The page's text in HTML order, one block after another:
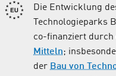
Die Entwicklung
Technologieparks
co-finanziert durch
Mitteln;
der Bau von